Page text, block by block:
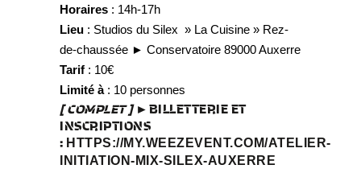
Horaires : 14h-17h
Lieu : Studios du Silex » La Cuisine » Rez-
de-chaussée ► Conservatoire 89000 Auxerre
Tarif : 10€
Limité à: 10 personnes
[ COMPLET ]►BILLETTERIE ET
INSCRIPTIONS
: HTTPS://MY.WEEZEVENT.COM/ATELIER-
INITIATION-MIX-SILEX-AUXERRE